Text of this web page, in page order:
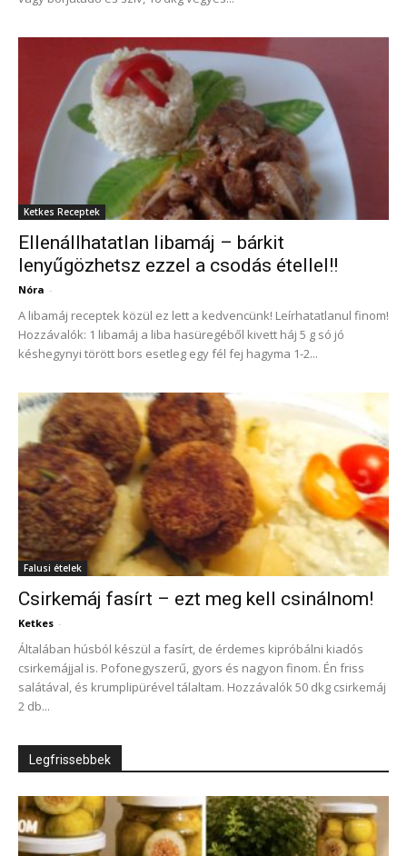
Ketkes Receptek
Ellenállhatatlan libamáj – bárkit
lenyűgözhetsz ezzel a csodás étellel!!
Nóra -
A libamáj receptek közül ez lett a kedvencünk! Leírhatatlanul finom!
Hozzávalók: 1 libamáj a liba hasüregéből kivett háj 5 g só jó
késhegynyi törött bors esetleg egy fél fej hagyma 1-2...
Falusi ételek
Csirkemáj fasírt – ezt meg kell csinálnom!
Ketkes -
Általában húsból készül a fasírt, de érdemes kipróbálni kiadós
csirkemájjal is. Pofonegyszerű, gyors és nagyon finom. Én friss
salátával, és krumplipürével tálaltam. Hozzávalók 50 dkg csirkemáj
2 db...
Legfrissebbek